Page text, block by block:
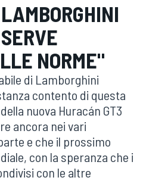
NORME"
di Lamborghini
contento di questa
nuova Huracán GT3
ancora nei vari
e che il prossimo
con la speranza che i
con le altre